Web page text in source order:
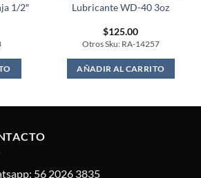
1/2″ Lubricante WD-40 3oz
$125.00
Otros Sku: RA-14257
AÑADIR AL CARRITO
56 2026 3835